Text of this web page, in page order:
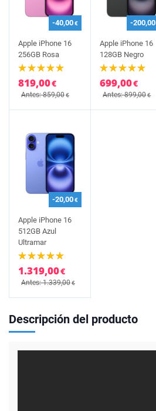
-40,00€
Apple iPhone 16
256GB Rosa
819,00€
Antes: 859,00€
-200,00
Apple iPhone 16
128GB Negro
699,00€
Antes: 899,00€
-20,00€
Apple iPhone 16
512GB Azul
Ultramar
1.319,00€
Antes: 1.339,00€
Descripción del producto